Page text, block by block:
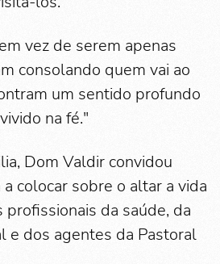
vez de serem apenas
consolando quem vai ao
um sentido profundo
na fé."
Dom Valdir convidou
colocar sobre o altar a vida
da saúde, da
e dos agentes da Pastoral